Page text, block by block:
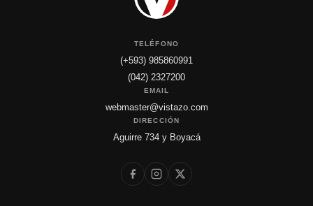
TELÉFONO
(+593) 985860991
(042) 2327200
EMAIL
webmaster@vistazo.com
DIRECCIÓN
Aguirre 734 y Boyacá